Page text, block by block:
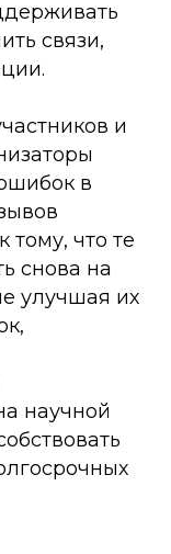
связи,
и
в
тому, что те
снова на
улучшая их
научной